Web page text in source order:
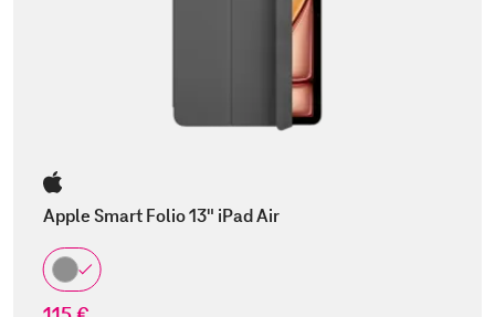
Apple Smart Folio 13" iPad Air